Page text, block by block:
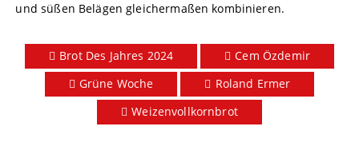
und süßen Belägen gleichermaßen kombinieren.
Brot Des Jahres 2024
Cem Özdemir
Grüne Woche
Roland Ermer
Weizenvollkornbrot